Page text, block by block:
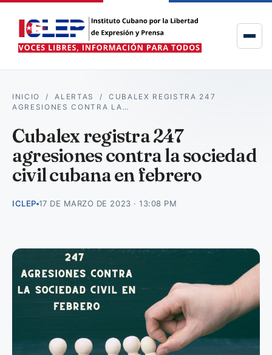
INICIO /ALERTAS /CUBALEX REGISTRA 247
AGRESIONES CONTRA LA…
Cubalex registra 247
agresiones contra la sociedad
civil cubana en febrero
ICLEP 17 DE MARZO DE 2023 · 13:08 PM